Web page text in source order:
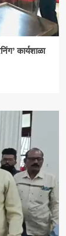
कार्यशाळा